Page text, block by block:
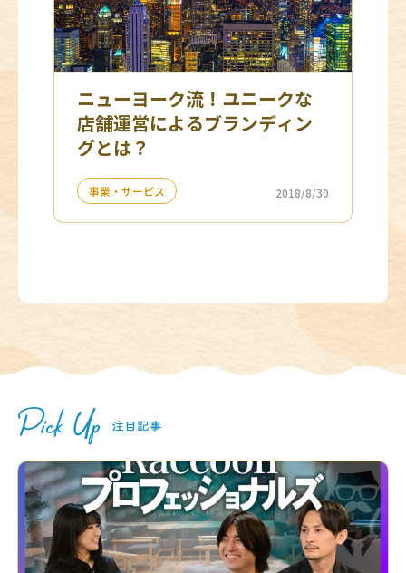
ニューヨーク流！ユニークな
店舗運営によるブランディン
グとは？
事業・サービス 2018/8/30